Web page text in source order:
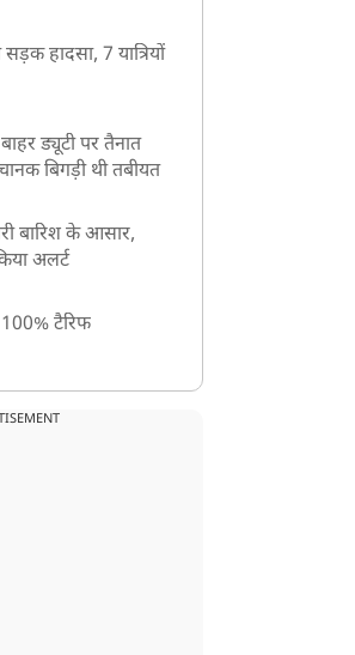
हादसा, 7 यात्रियों
ड्यूटी पर तैनात
बिगड़ी थी तबीयत
बारिश के आसार,
अलर्ट
टैरिफ
के दीक्षांत समारोह में